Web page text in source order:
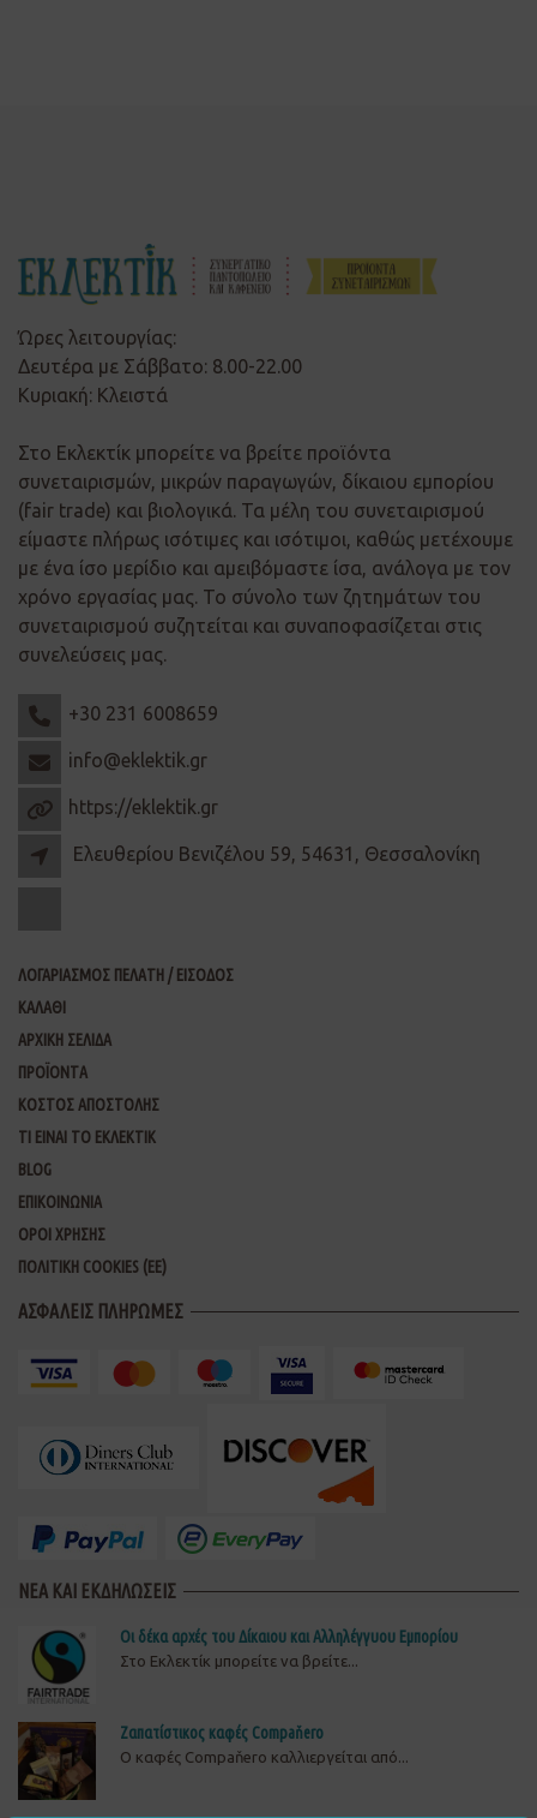
Ώρες λειτουργίας:
Δευτέρα με Σάββατο: 8.00-22.00
Κυριακή: Κλειστά
Στο Εκλεκτίκ μπορείτε να βρείτε προϊόντα
συνεταιρισμών, μικρών παραγωγών, δίκαιου εμπορίου
(fair trade) και βιολογικά. Τα μέλη του συνεταιρισμού
είμαστε πλήρως ισότιμες και ισότιμοι, καθώς μετέχουμε
με ένα ίσο μερίδιο και αμειβόμαστε ίσα, ανάλογα με τον
χρόνο εργασίας μας. Το σύνολο των ζητημάτων του
συνεταιρισμού συζητείται και συναποφασίζεται στις
συνελεύσεις μας.
+30 231 6008659
info@eklektik.gr
https://eklektik.gr
Ελευθερίου Βενιζέλου 59, 54631, Θεσσαλονίκη
ΛΟΓΑΡΙΑΣΜΟΣ ΠΕΛΑΤΗ / ΕΙΣΟΔΟΣ
ΚΑΛΑΘΙ
ΑΡΧΙΚΗ ΣΕΛΙΔΑ
ΠΡΟΪΟΝΤΑ
ΚΟΣΤΟΣ ΑΠΟΣΤΟΛΗΣ
ΤΙ ΕΙΝΑΙ ΤΟ ΕΚΛΕΚΤΙΚ
BLOG
ΕΠΙΚΟΙΝΩΝΙΑ
ΟΡΟΙ ΧΡΗΣΗΣ
ΠΟΛΙΤΙΚΗ COOKIES (ΕΕ)
ΑΣΦΑΛΕΙΣ ΠΛΗΡΩΜΕΣ
ΝΕΑ ΚΑΙ ΕΚΔΗΛΩΣΕΙΣ
Οι δέκα αρχές του Δίκαιου και Αλληλέγγυου Εμπορίου
Στο Εκλεκτίκ μπορείτε να βρείτε...
Ζαπατίστικος καφές Compaňero
O καφές Compaňero καλλιεργείται από...